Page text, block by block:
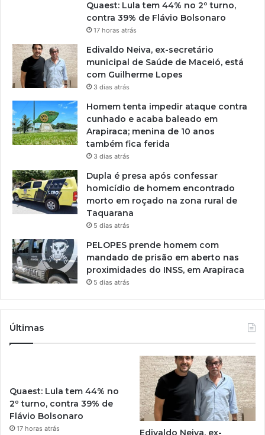
Quaest: Lula tem 44% no 2º turno,
contra 39% de Flávio Bolsonaro
17 horas atrás
Edivaldo Neiva, ex-secretário
municipal de Saúde de Maceió, está
com Guilherme Lopes
3 dias atrás
Homem tenta impedir ataque contra
cunhado e acaba baleado em
Arapiraca; menina de 10 anos
também fica ferida
3 dias atrás
Dupla é presa após confessar
homicídio de homem encontrado
morto em roçado na zona rural de
Taquarana
5 dias atrás
PELOPES prende homem com
mandado de prisão em aberto nas
proximidades do INSS, em Arapiraca
5 dias atrás
Últimas
Quaest: Lula tem 44% no
2º turno, contra 39% de
Flávio Bolsonaro
17 horas atrás Edivaldo Neiva, ex-